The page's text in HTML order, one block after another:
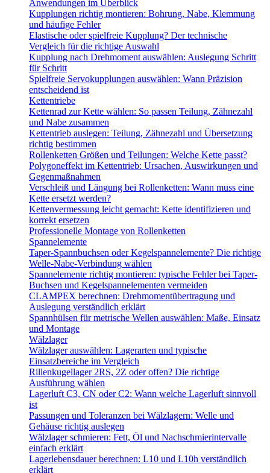
Anwendungen im Überblick
Kupplungen richtig montieren: Bohrung, Nabe, Klemmung
und häufige Fehler
Elastische oder spielfreie Kupplung? Der technische
Vergleich für die richtige Auswahl
Kupplung nach Drehmoment auswählen: Auslegung Schritt
für Schritt
Spielfreie Servokupplungen auswählen: Wann Präzision
entscheidend ist
Kettentriebe
Kettenrad zur Kette wählen: So passen Teilung, Zähnezahl
und Nabe zusammen
Kettentrieb auslegen: Teilung, Zähnezahl und Übersetzung
richtig bestimmen
Rollenketten Größen und Teilungen: Welche Kette passt?
Polygoneffekt im Kettentrieb: Ursachen, Auswirkungen und
Gegenmaßnahmen
Verschleiß und Längung bei Rollenketten: Wann muss eine
Kette ersetzt werden?
Kettenvermessung leicht gemacht: Kette identifizieren und
korrekt ersetzen
Professionelle Montage von Rollenketten
Spannelemente
Taper-Spannbuchsen oder Kegelspannelemente? Die richtige
Welle-Nabe-Verbindung wählen
Spannelemente richtig montieren: typische Fehler bei Taper-
Buchsen und Kegelspannelementen vermeiden
CLAMPEX berechnen: Drehmomentübertragung und
Auslegung verständlich erklärt
Spannhülsen für metrische Wellen auswählen: Maße, Einsatz
und Montage
Wälzlager
Wälzlager auswählen: Lagerarten und typische
Einsatzbereiche im Vergleich
Rillenkugellager 2RS, 2Z oder offen? Die richtige
Ausführung wählen
Lagerluft C3, CN oder C2: Wann welche Lagerluft sinnvoll
ist
Passungen und Toleranzen bei Wälzlagern: Welle und
Gehäuse richtig auslegen
Wälzlager schmieren: Fett, Öl und Nachschmierintervalle
einfach erklärt
Lagerlebensdauer berechnen: L10 und L10h verständlich
erklärt